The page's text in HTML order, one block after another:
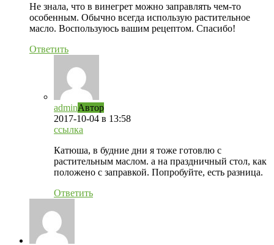
Не знала, что в винегрет можно заправлять чем-то
особенным. Обычно всегда использую растительное
масло. Воспользуюсь вашим рецептом. Спасибо!
Ответить
adminАвтор
2017-10-04 в 13:58
ссылка
Катюша, в будние дни я тоже готовлю с
растительным маслом. а на праздничный стол, как
положено с заправкой. Попробуйте, есть разница.
Ответить